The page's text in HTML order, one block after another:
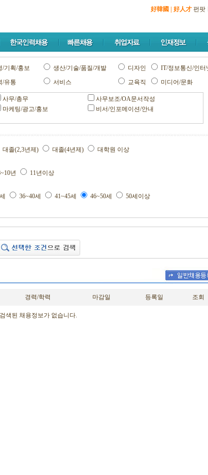
好韓國 好人才 펀팟
/기획/홍보 생산/기술/품질/개발 디자인
IT/정보통신/인터
/유통 서비스 교육직 미디어/문화
사무/총무
사무보조/OA문서작성
마케팅/광고/홍보
비서/인포메이션/안내
대졸(2,3년제) 대졸(4년제) 대학원 이상
년 11년이상
36~40세 41~45세 46~50세 50세이상
경력/학력 마감일 등록일 조회
검색된 채용정보가 없습니다.